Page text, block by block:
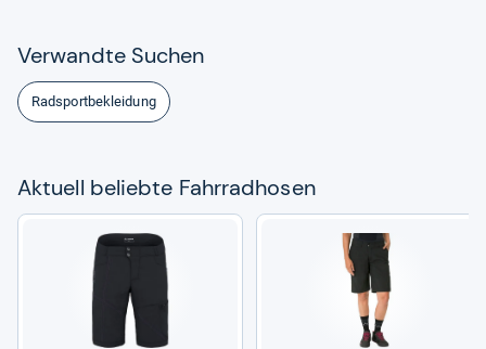
Ver­wandte Suchen
Radsportbekleidung
Aktu­ell beliebte Fahr­rad­ho­sen